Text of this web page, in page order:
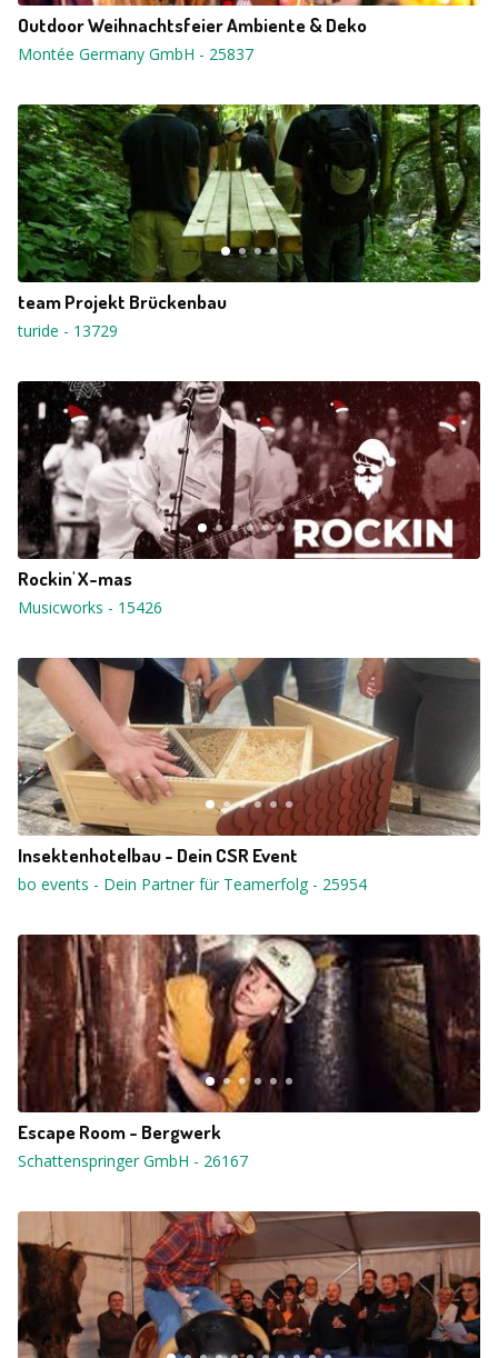
Outdoor Weihnachtsfeier Ambiente & Deko
Montée Germany GmbH - 25837
team Projekt Brückenbau
turide - 13729
Rockin' X-mas
Musicworks - 15426
Insektenhotelbau - Dein CSR Event
bo events - Dein Partner für Teamerfolg- 25954
Escape Room - Bergwerk
Schattenspringer GmbH - 26167